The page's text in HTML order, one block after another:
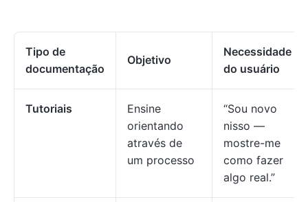
Tipo de
documentação
Objetivo
Necessidade
do usuário
Tutoriais
Ensine
orientando
através de
um processo
“Sou novo
nisso —
mostre-me
como fazer
algo real.”